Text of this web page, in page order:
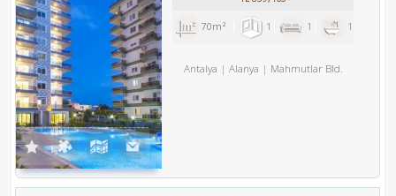
70m² 1 1 1
Antalya Alanya Mahmutlar Bld.